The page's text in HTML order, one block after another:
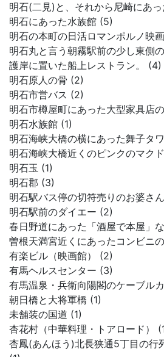
明石(二見)と、それから尼崎にあ
明石にあった水族館 (5)
明石の本町の日活ロマンポルノ映
明石丸と言う朝霧駅前の少し東側
護岸に置いた船上レストラン。 (4)
明石原人の骨 (2)
明石市営バス (2)
明石市樽屋町にあった大型家具店
明石水族館 (1)
明石海峡大橋の横にあった舞子タ
明石海峡大橋近くのピンクのマク
明石玉 (1)
明石郡 (3)
明石駅バス停の切符売りのお婆さ
明石駅前のダイエー (2)
春日野道にあった「酒屋で本屋」
曽根天満宮近くにあったコンビニ
有楽ビル（映画館） (2)
有馬ヘルスセンター (3)
有馬温泉・兵衛向陽閣のケーブル
朝日橋と大将軍橋 (1)
未舗装の国道 (1)
杏花村（中華料理・トアロード）
杏鳳(あんほう)北長狭通5丁目の行